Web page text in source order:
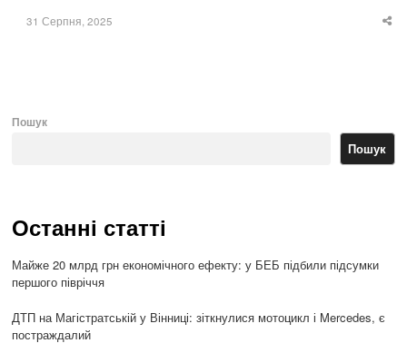
31 Серпня, 2025
Пошук
Пошук
Останні статті
Майже 20 млрд грн економічного ефекту: у БЕБ підбили підсумки
першого півріччя
ДТП на Магістратській у Вінниці: зіткнулися мотоцикл і Mercedes, є
постраждалий